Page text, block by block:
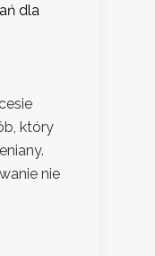
dla
który
nie